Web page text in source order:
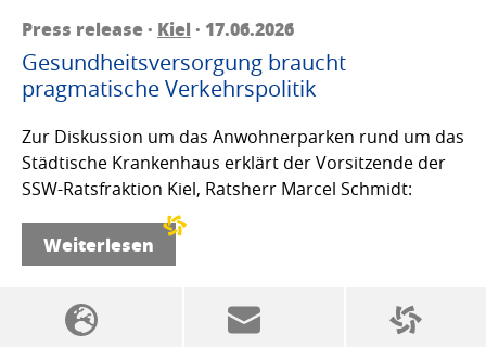
Press release · Kiel · 17.06.2026
Gesundheitsversorgung braucht
pragmatische Verkehrspolitik
Zur Diskussion um das Anwohnerparken rund um das
Städtische Krankenhaus erklärt der Vorsitzende der
SSW-Ratsfraktion Kiel, Ratsherr Marcel Schmidt:
Weiterlesen
SSW politics from A to Z